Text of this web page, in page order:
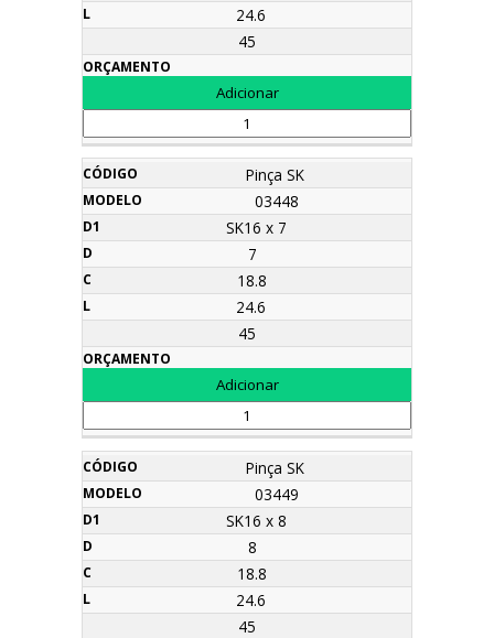
24.6
45
Pinça SK
03448
SK16 x 7
7
18.8
24.6
45
Pinça SK
03449
SK16 x 8
8
18.8
24.6
45